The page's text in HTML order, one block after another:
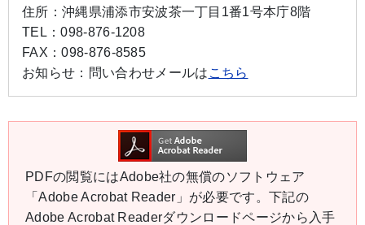
住所： 沖縄県浦添市安波茶一丁目1番1号本庁8階
TEL：098-876-1208
FAX：098-876-8585
お知らせ： 問い合わせメールは こちら
PDFの閲覧にはAdobe社の無償のソフトウェア
「Adobe Acrobat Reader」が必要です。下記の
Adobe Acrobat Readerダウンロードページから入手